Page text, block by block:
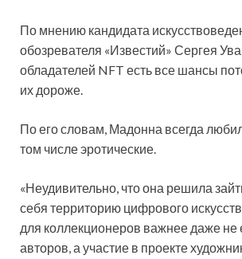
По мнению кандидата
обозревателя «Известий» Сергея
обладателей NFT есть все шансы
их дороже.
По его словам, Мадонна всегда
том числе эротические.
«Неудивительно, что она решила
себя территорию цифрового
для коллекционеров важнее даже не
авторов, а участие в проекте